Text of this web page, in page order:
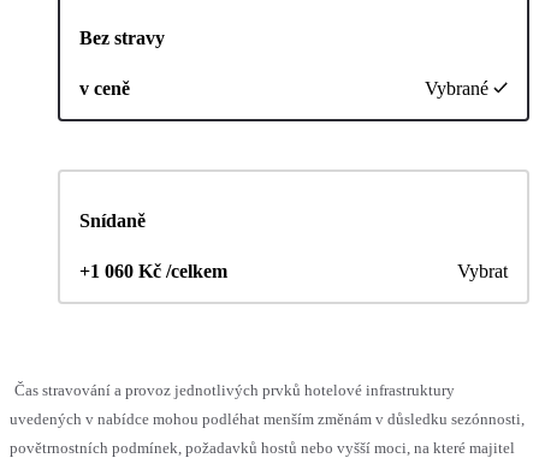
Bez stravy
v ceně Vybrané
Snídaně
+1 060 Kč /celkem Vybrat
Čas stravování a provoz jednotlivých prvků hotelové infrastruktury
uvedených v nabídce mohou podléhat menším změnám v důsledku sezónnosti,
povětrnostních podmínek, požadavků hostů nebo vyšší moci, na které majitel